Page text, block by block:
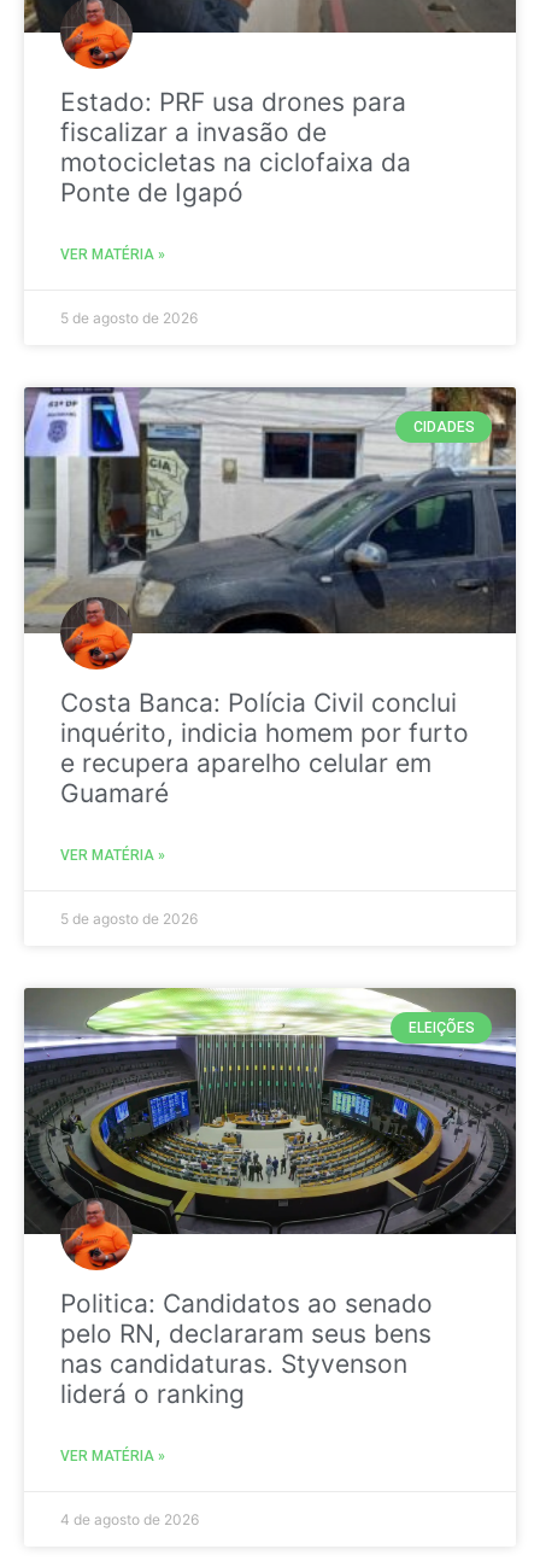
Estado: PRF usa drones para
fiscalizar a invasão de
motocicletas na ciclofaixa da
Ponte de Igapó
VER MATÉRIA »
5 de agosto de 2026
CIDADES
Costa Banca: Polícia Civil conclui
inquérito, indicia homem por furto
e recupera aparelho celular em
Guamaré
VER MATÉRIA »
5 de agosto de 2026
ELEIÇÕES
Politica: Candidatos ao senado
pelo RN, declararam seus bens
nas candidaturas. Styvenson
liderá o ranking
VER MATÉRIA »
4 de agosto de 2026